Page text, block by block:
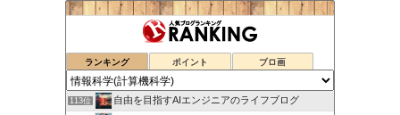
ランキング ポイント ブロ画
113位 自由を目指すAIエンジニアのライフブログ